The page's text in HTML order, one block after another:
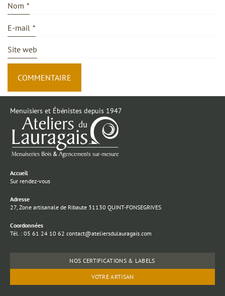
Nom *
E-mail *
Site web
Menuisiers et Ébénistes depuis 1947
Accueil
Sur rendez-vous
Adresse
27, Zone artisanale de Ribaute 31130 QUINT-FONSEGRIVES
Coordonnées
Tél. : 05 61 24 10 62 contact@ateliersdulauragais.com
NOS CERTIFICATIONS & LABELS
VOTRE ARTISAN